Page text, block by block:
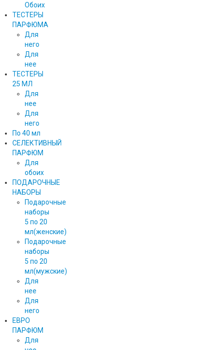
Обоих
ТЕСТЕРЫ
ПАРФЮМА
Для
него
Для
нее
ТЕСТЕРЫ
25 МЛ
Для
нее
Для
него
По 40 мл
СЕЛЕКТИВНЫЙ
ПАРФЮМ
Для
обоих
ПОДАРОЧНЫЕ
НАБОРЫ
Подарочные
наборы
5 по 20
мл(женские)
Подарочные
наборы
5 по 20
мл(мужские)
Для
нее
Для
него
ЕВРО
ПАРФЮМ
Для